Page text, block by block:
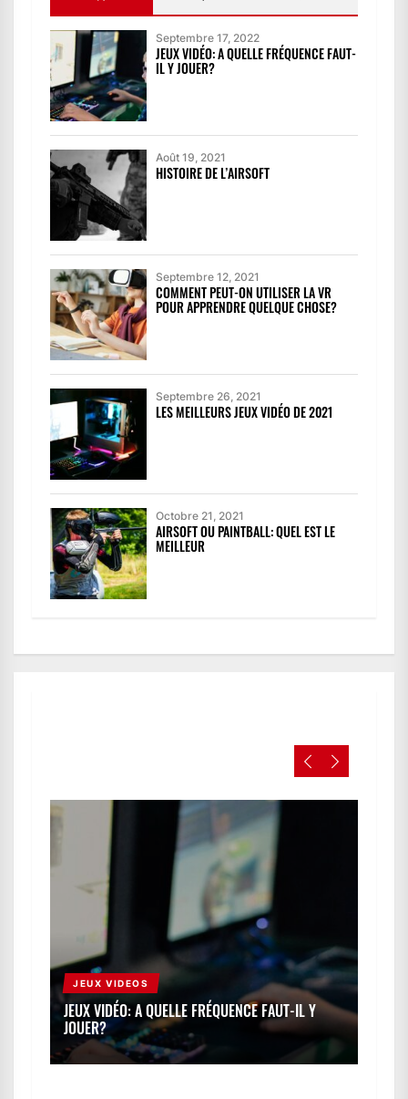
Septembre 17, 2022
JEUX VIDÉO: A QUELLE FRÉQUENCE FAUT-
IL Y JOUER?
Août 19, 2021
HISTOIRE DE L’AIRSOFT
Septembre 12, 2021
COMMENT PEUT-ON UTILISER LA VR
POUR APPRENDRE QUELQUE CHOSE?
Septembre 26, 2021
LES MEILLEURS JEUX VIDÉO DE 2021
Octobre 21, 2021
AIRSOFT OU PAINTBALL: QUEL EST LE
MEILLEUR
JEUX VIDEOS
JEUX VIDÉO: A QUELLE FRÉQUENCE FAUT-IL Y
JOUER?